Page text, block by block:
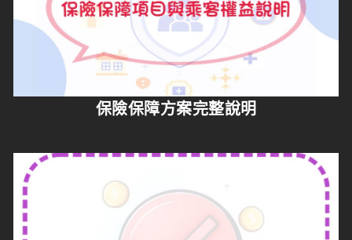
保險保障方案完整說明